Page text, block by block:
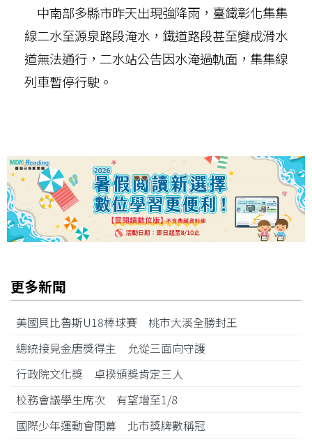
中南部多縣市昨天出現強降雨，臺鐵彰化集集
線二水至源泉路段淹水，鐵道路段甚至變成滑水
道無法通行，二水站公告因水淹過軌面，集集線
列車暫停行駛。
更多新聞
美國貝比魯斯U18棒球賽 桃市大溪全勝封王
總統接見金唐獎得主 允從三面向守護
行政院文化獎 卓揆頒獎肯定三人
校務會議學生席次 有望增至1/8
國際少年運動會閉幕 北市獎牌數稱冠